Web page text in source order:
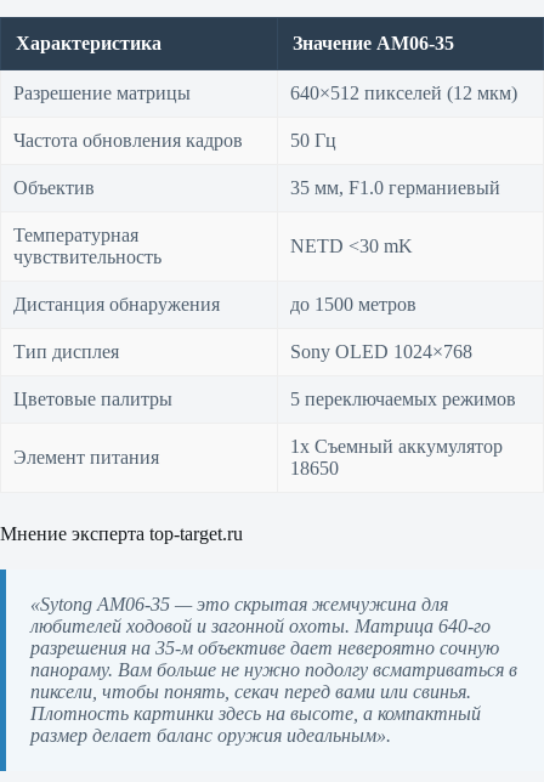
Характеристика Значение AM06-35
Разрешение матрицы 640×512 пикселей (12 мкм)
Частота обновления кадров 50 Гц
Объектив 35 мм, F1.0 германиевый
Температурная
чувствительность
NETD <30 mK
Дистанция обнаружения до 1500 метров
Тип дисплея Sony OLED 1024×768
Цветовые палитры 5 переключаемых режимов
Элемент питания
1х Съемный аккумулятор
18650
Мнение эксперта top-target.ru
«Sytong AM06-35 — это скрытая жемчужина для
любителей ходовой и загонной охоты. Матрица 640-го
разрешения на 35-м объективе дает невероятно сочную
панораму. Вам больше не нужно подолгу всматриваться в
пиксели, чтобы понять, секач перед вами или свинья.
Плотность картинки здесь на высоте, а компактный
размер делает баланс оружия идеальным».